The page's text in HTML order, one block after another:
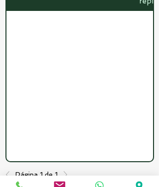
Página 1 de 1